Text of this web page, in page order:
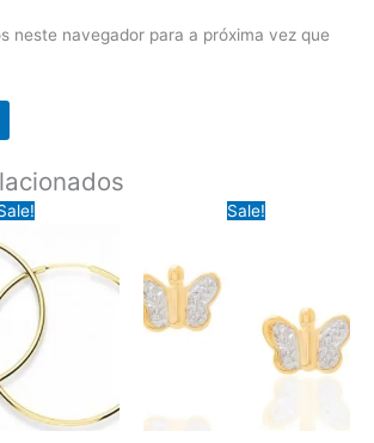
neste navegador para a próxima vez que
Sale!